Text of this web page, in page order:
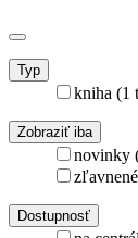
Typ
kniha (1
Zobraziť iba
novinky
Dostupnosť